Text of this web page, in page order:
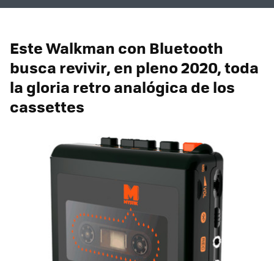
Este Walkman con Bluetooth
busca revivir, en pleno 2020, toda
la gloria retro analógica de los
cassettes